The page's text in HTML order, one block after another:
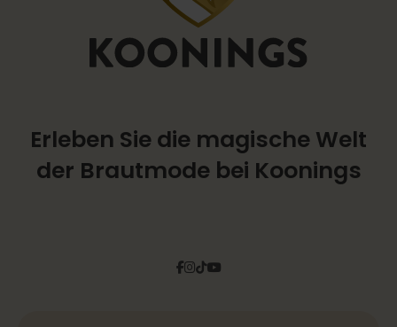
Erleben Sie die magische Welt
der Brautmode bei Koonings
Facebook
Instagram
TiktokPinterest
YouTube